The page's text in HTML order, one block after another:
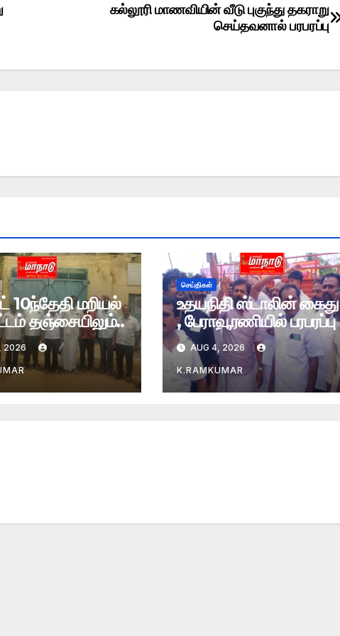
கல்லூரி மாணவியின் வீடு புகுந்து தகராறு
செய்தவனால் பரபரப்பு
மறியல்
தஞ்சையிலும்..
2026
செய்திகள்
உதயநிதி ஸ்டாலின் கைது
, பேராவூரணியில் பரபரப்பு
AUG 4, 2026
K.RAMKUMAR